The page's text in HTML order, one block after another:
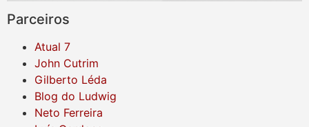
Parceiros
Atual 7
John Cutrim
Gilberto Léda
Blog do Ludwig
Neto Ferreira